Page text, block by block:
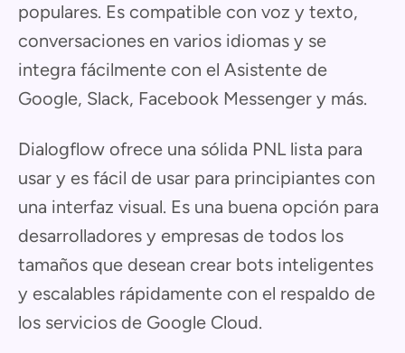
populares. Es compatible con voz y texto,
conversaciones en varios idiomas y se
integra fácilmente con el Asistente de
Google, Slack, Facebook Messenger y más.
Dialogflow ofrece una sólida PNL lista para
usar y es fácil de usar para principiantes con
una interfaz visual. Es una buena opción para
desarrolladores y empresas de todos los
tamaños que desean crear bots inteligentes
y escalables rápidamente con el respaldo de
los servicios de Google Cloud.